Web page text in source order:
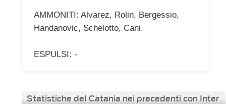
AMMONITI: Alvarez, Rolin, Bergessio,
Handanovic, Schelotto, Cani.
ESPULSI: -
Statistiche del Catania nei precedenti con Inter